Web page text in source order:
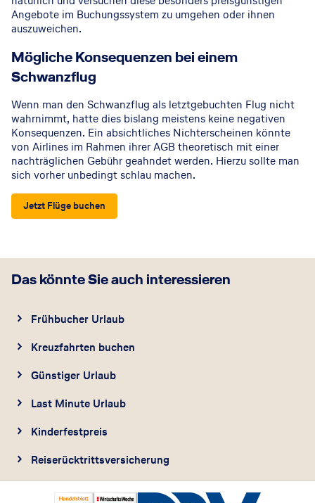
Angebote im Buchungssystem zu umgehen oder ihnen
auszuweichen.
Mögliche Konsequenzen bei einem
Schwanzflug
Wenn man den Schwanzflug als letztgebuchten Flug nicht
wahrnimmt, hatte dies bislang meistens keine negativen
Konsequenzen. Ein absichtliches Nichterscheinen könnte
von Airlines im Rahmen ihrer AGB theoretisch mit einer
nachträglichen Gebühr geahndet werden. Hierzu sollte man
sich vorher unbedingt schlau machen.
Jetzt Flüge buchen
Das könnte Sie auch interessieren
Frühbucher Urlaub
Kreuzfahrten buchen
Günstiger Urlaub
Last Minute Urlaub
Kinderfestpreis
Reiserücktrittsversicherung